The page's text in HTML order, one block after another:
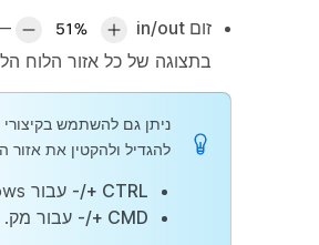
זום in/out
בתצוגה של כל אזור הלוח
ניתן גם להשתמש
להגדיל ולהקטין את אזור
CTRL +/-
עבור Windows.
CMD +/-
עבור מק.